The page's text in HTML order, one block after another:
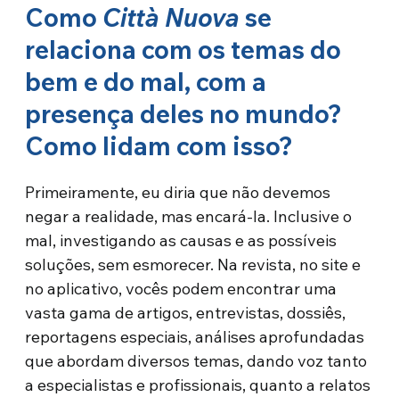
Como Città Nuovase
relaciona com os temas do
bem e do mal, com a
presença deles no mundo?
Como lidam com isso?
Primeiramente, eu diria que não devemos
negar a realidade, mas encará-la. Inclusive o
mal, investigando as causas e as possíveis
soluções, sem esmorecer. Na revista, no site e
no aplicativo, vocês podem encontrar uma
vasta gama de artigos, entrevistas, dossiês,
reportagens especiais, análises aprofundadas
que abordam diversos temas, dando voz tanto
a especialistas e profissionais, quanto a relatos